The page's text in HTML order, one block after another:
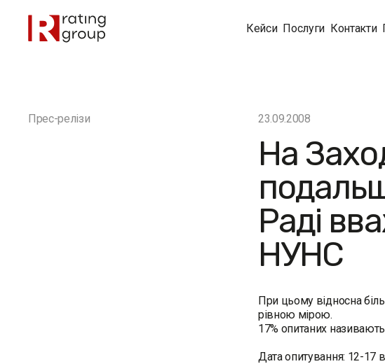
Кейси Послуги Контакти
Прес-релізи 23.09.2008
На
Раді
НУНС
При цьому відносна
рівною мірою.
17% опитаних
Дата опитування: 12-17